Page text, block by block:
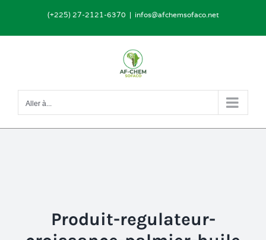
(+225) 27-2121-6370 | infos@afchemsofaco.net
Aller à...
Produit-regulateur-